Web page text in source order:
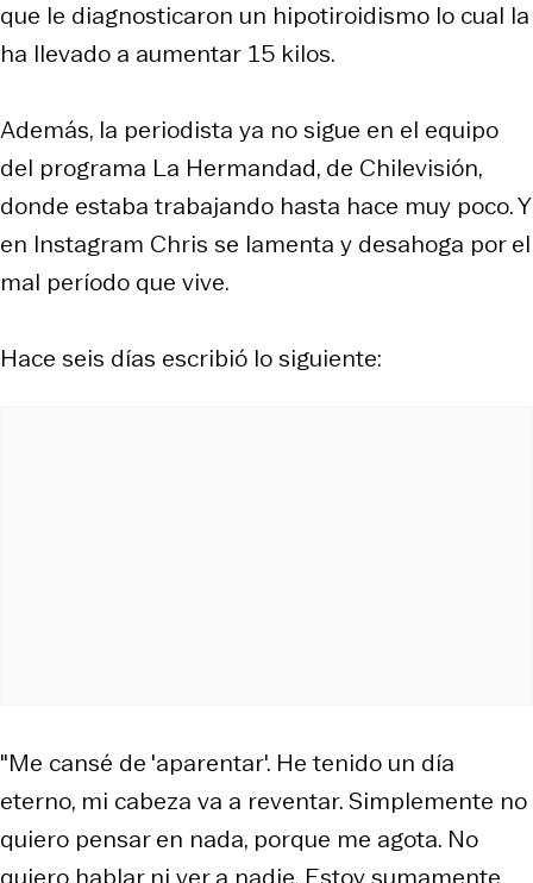
que le diagnosticaron un hipotiroidismo lo cual la
ha llevado a aumentar 15 kilos.
Además, la periodista ya no sigue en el equipo
del programa La Hermandad, de Chilevisión,
donde estaba trabajando hasta hace muy poco. Y
en Instagram Chris se lamenta y desahoga por el
mal período que vive.
Hace seis días escribió lo siguiente:
"Me cansé de 'aparentar'. He tenido un día
eterno, mi cabeza va a reventar. Simplemente no
quiero pensar en nada, porque me agota. No